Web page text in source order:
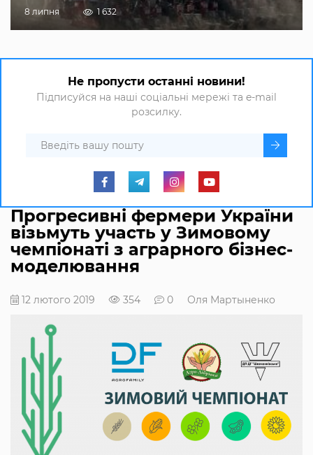
8 липня 1 632
Не пропусти останні новини!
Підписуйся на наші соціальні мережі та e-mail
розсилку.
Прогресивні фермери України
візьмуть участь у Зимовому
чемпіонаті з аграрного бізнес-
моделювання
12 лютого 2019 354 0 Оля Мартыненко